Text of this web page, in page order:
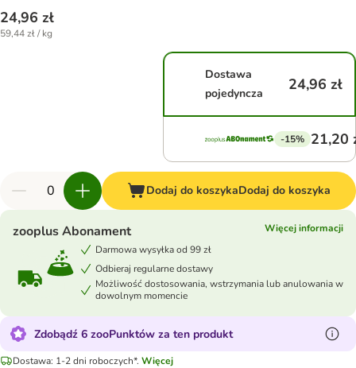
24,96 zł
59,44 zł / kg
Dostawa
pojedyncza
24,96 zł
-15% 21,20
Dodaj do koszykaDodaj do koszyka
zooplus Abonament
Więcej informacji
Darmowa wysyłka od 99 zł
Odbieraj regularne dostawy
Możliwość dostosowania, wstrzymania lub anulowania w
dowolnym momencie
Zdobądź 6 zooPunktów za ten produkt
Dostawa: 1-2 dni roboczych*. Więcej